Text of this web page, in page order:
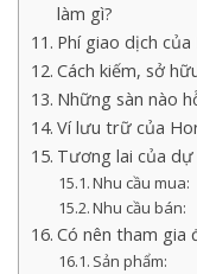
làm gì?
Phí giao dịch của
Cách kiếm, sở
Những sàn nào
Ví lưu trữ của
Tương lai của dự
Nhu cầu mua:
Nhu cầu bán:
Có nên tham gia
Sản phẩm: